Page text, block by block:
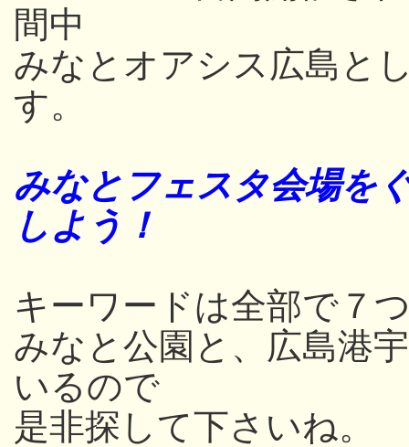
間中
みなとオアシス広島と
す。
みなとフェスタ会場を
しよう！
キーワードは全部
みなと公園と、広島港
いるので
是非探して下さいね。